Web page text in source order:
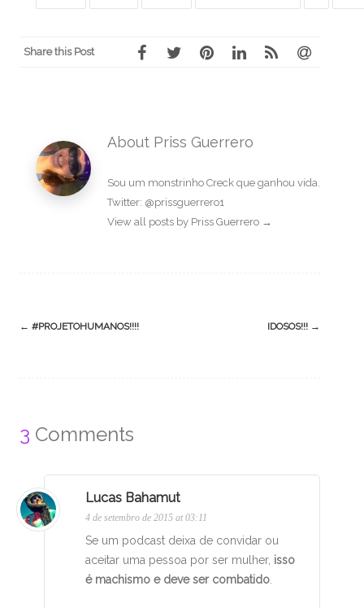
Share this Post
About Priss Guerrero
Sou um monstrinho Creck que ganhou vida.
Twitter: @prissguerrero1
View all posts by Priss Guerrero →
Post
← #PROJETOHUMANOS!!!! IDOSOS!!! →
3 Comments
Lucas Bahamut
4 de setembro de 2015 at 03:11
Se um podcast deixa de convidar ou
aceitar uma pessoa por ser mulher, isso
é machismo e deve ser combatido